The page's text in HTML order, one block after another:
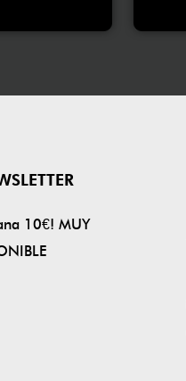
10€! MUY